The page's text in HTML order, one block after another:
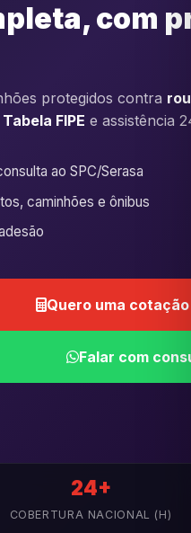
com
protegidos contra
FIPE e assistência
ao SPC/Serasa
caminhões e ônibus
Quero uma
Falar com
24+
COBERTURA NACIONAL (H)